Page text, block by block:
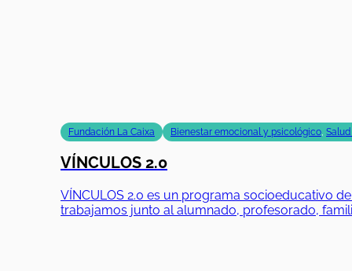
Fundación La Caixa Bienestar emocional y psicológico,
VÍNCULOS 2.0
VÍNCULOS 2.0 es un programa socioeducativo
trabajamos junto al alumnado, profesorado,